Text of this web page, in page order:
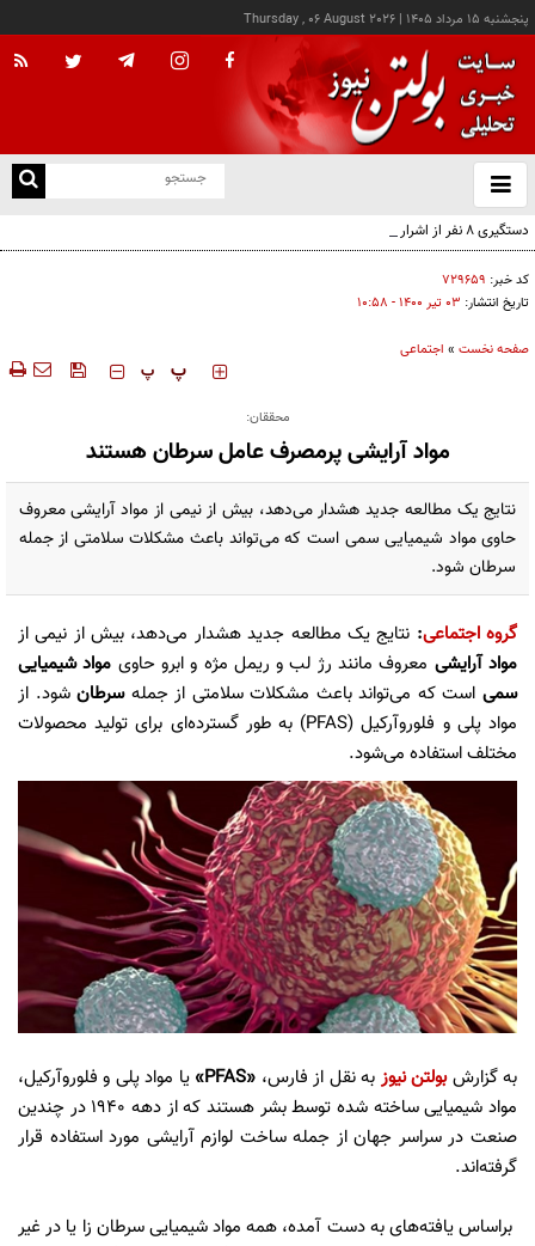
پنجشنبه ۱۵ مرداد ۱۴۰۵ |
Thursday , 06 August 2026
باز
و
دستگیری ۸ نفر از اشرار مسلح شاخص و مرتبطین گروهک‌های تروریستی
کد خبر: ۷۲۹۶۵۹
تاریخ انتشار: ۰۳ تير ۱۴۰۰ - ۱۰:۵۸
صفحه نخست » اجتماعی
‍‍‍ پ پ
محققان:
مواد آرایشی پرمصرف عامل سرطان هستند
نتایج یک مطالعه جدید هشدار می‌دهد، بیش از نیمی از مواد آرایشی معروف
حاوی مواد شیمیایی سمی است که می‌تواند باعث مشکلات سلامتی از جمله
سرطان شود.
گروه اجتماعی: نتایج یک مطالعه جدید هشدار می‌دهد، بیش از نیمی از
مواد آرایشی معروف مانند رژ لب و ریمل مژه و ابرو حاوی مواد شیمیایی
سمیاست که می‌تواند باعث مشکلات سلامتی از جمله سرطانشود. از
مواد پلی و فلوروآرکیل (PFAS) به طور گسترده‌ای برای تولید محصولات
مختلف استفاده می‌شود.
به گزارشبولتن نیوز به نقل از فارس، «PFAS»
یا مواد پلی و فلوروآرکیل،
مواد شیمیایی ساخته شده توسط بشر هستند که از دهه 1940 در چندین
صنعت در سراسر جهان از جمله ساخت لوازم آرایشی مورد استفاده قرار
گرفته‌اند.
براساس یافته‌های به دست آمده، همه مواد شیمیایی سرطان زا یا در غیر